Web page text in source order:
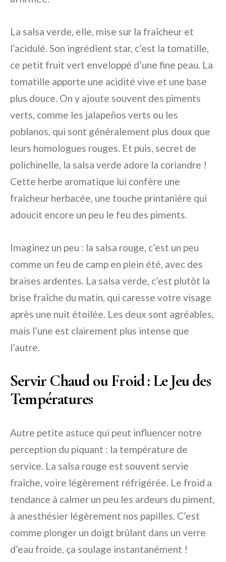
La salsa verde, elle, mise sur la fraîcheur et
l’acidulé. Son ingrédient star, c’est la tomatille,
ce petit fruit vert enveloppé d’une fine peau. La
tomatille apporte une acidité vive et une base
plus douce. On y ajoute souvent des piments
verts, comme les jalapeños verts ou les
poblanos, qui sont généralement plus doux que
leurs homologues rouges. Et puis, secret de
polichinelle, la salsa verde adore la coriandre !
Cette herbe aromatique lui confère une
fraîcheur herbacée, une touche printanière qui
adoucit encore un peu le feu des piments.
Imaginez un peu : la salsa rouge, c’est un peu
comme un feu de camp en plein été, avec des
braises ardentes. La salsa verde, c’est plutôt la
brise fraîche du matin, qui caresse votre visage
après une nuit étoilée. Les deux sont agréables,
mais l’une est clairement plus intense que
l’autre.
Servir Chaud ou Froid : Le Jeu des
Températures
Autre petite astuce qui peut influencer notre
perception du piquant : la température de
service. La salsa rouge est souvent servie
fraîche, voire légèrement réfrigérée. Le froid a
tendance à calmer un peu les ardeurs du piment,
à anesthésier légèrement nos papilles. C’est
comme plonger un doigt brûlant dans un verre
d’eau froide, ça soulage instantanément !